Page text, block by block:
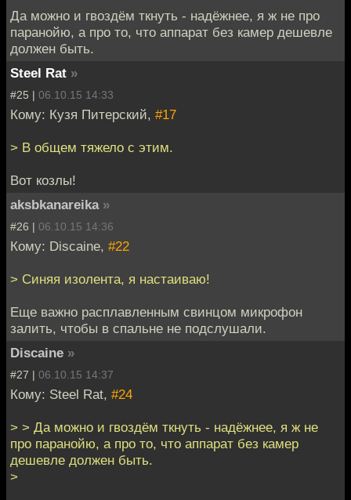
Да можно и гвоздём ткнуть - надёжнее, я ж не про
паранойю, а про то, что аппарат без камер дешевле
должен быть.
Steel Rat »
#25 | 06.10.15 14:33
Кому: Кузя Питерский, #17
> В общем тяжело с этим.
Вот козлы!
aksbkanareika »
#26 | 06.10.15 14:36
Кому: Discaine, #22
> Синяя изолента, я настаиваю!
Еще важно расплавленным свинцом микрофон
залить, чтобы в спальне не подслушали.
Discaine »
#27 | 06.10.15 14:37
Кому: Steel Rat, #24
> > Да можно и гвоздём ткнуть - надёжнее, я ж не
про паранойю, а про то, что аппарат без камер
дешевле должен быть.
>